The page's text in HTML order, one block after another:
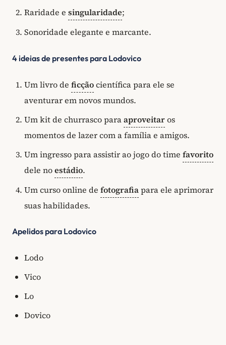
Raridade e singularidade;
Sonoridade elegante e marcante.
4 ideias de presentes para Lodovico
Um livro de ficçãocientífica para ele se
aventurar em novos mundos.
Um kit de churrasco paraaproveitaros
momentos de lazer com a família e amigos.
Um ingresso para assistir ao jogo do time favorito
dele noestádio.
Um curso online de fotografiapara ele aprimorar
suas habilidades.
Apelidos para Lodovico
Lodo
Vico
Lo
Dovico